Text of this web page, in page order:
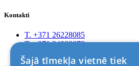
Kontakti
T. +371 26228085
T. +371 24888878
Šajā tīmekļa vietnē tiek